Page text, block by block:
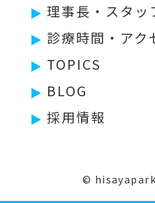
理事長・スタッ
診療時間・アク
TOPICS
BLOG
採用情報
©